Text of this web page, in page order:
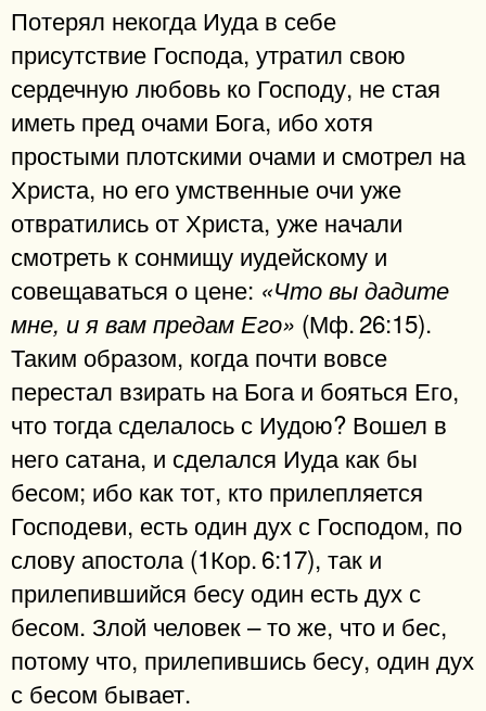
Потерял некогда Иуда в себе
присутствие Господа, утратил свою
сердечную любовь ко Господу, не стая
иметь пред очами Бога, ибо хотя
простыми плотскими очами и смотрел на
Христа, но его умственные очи уже
отвратились от Христа, уже начали
смотреть к сонмищу иудейскому и
совещаваться о цене: «Что вы дадите
мне, и я вам предам Его» (Мф. 26:15).
Таким образом, когда почти вовсе
перестал взирать на Бога и бояться Его,
что тогда сделалось с Иудою? Вошел в
него сатана, и сделался Иуда как бы
бесом; ибо как тот, кто прилепляется
Господеви, есть один дух с Господом, по
слову апостола (1Кор. 6:17), так и
прилепившийся бесу один есть дух с
бесом. Злой человек – то же, что и бес,
потому что, прилепившись бесу, один дух
с бесом бывает.